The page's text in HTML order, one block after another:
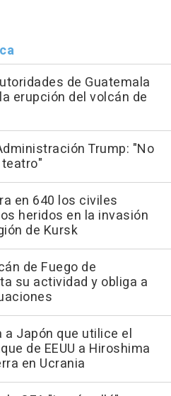
de Guatemala
erupción del volcán de
Trump: "No
en 640 los civiles
heridos en la invasión
de Kursk
de Fuego de
su actividad y obliga a
a Japón que utilice el
de EEUU a Hiroshima
en Ucrania